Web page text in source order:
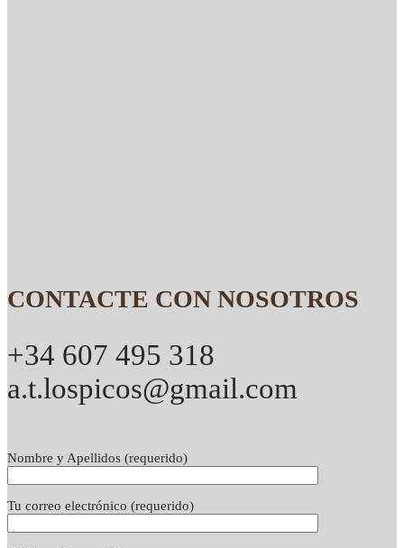
CONTACTE CON NOSOTROS
+34 607 495 318
a.t.lospicos@gmail.com
Nombre y Apellidos (requerido)
Tu correo electrónico (requerido)